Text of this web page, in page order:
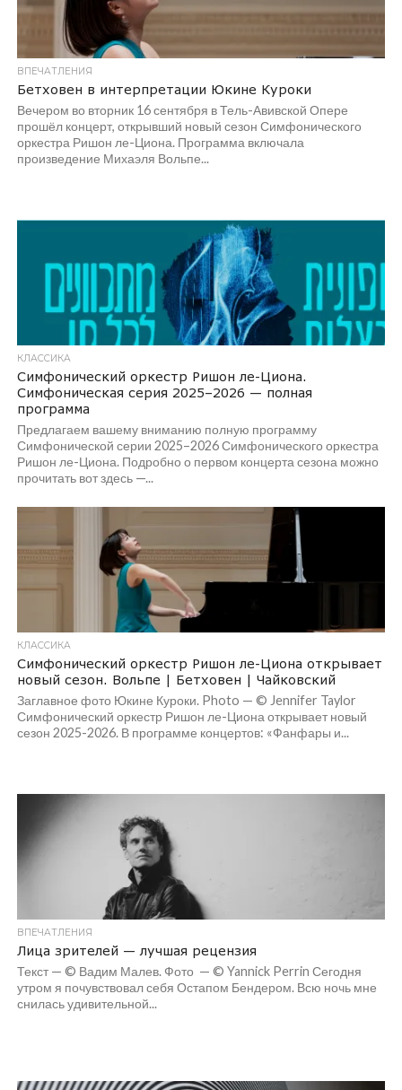
ВПЕЧАТЛЕНИЯ
Бетховен в интерпретации Юкине Куроки
Вечером во вторник 16 сентября в Тель-Авивской Опере
прошёл концерт, открывший новый сезон Симфонического
оркестра Ришон ле-Циона. Программа включала
произведение Михаэля Вольпе...
КЛАССИКА
Симфонический оркестр Ришон ле-Циона.
Симфоническая серия 2025–2026 — полная
программа
Предлагаем вашему вниманию полную программу
Симфонической серии 2025–2026 Симфонического оркестра
Ришон ле-Циона. Подробно о первом концерта сезона можно
прочитать вот здесь —...
КЛАССИКА
Симфонический оркестр Ришон ле-Циона открывает
новый сезон. Вольпе | Бетховен | Чайковский
Заглавное фото Юкине Куроки. Photo — © Jennifer Taylor
Симфонический оркестр Ришон ле-Циона открывает новый
сезон 2025-2026. В программе концертов: «Фанфары и...
ВПЕЧАТЛЕНИЯ
Лица зрителей — лучшая рецензия
Текст — © Вадим Малев. Фото — © Yannick Perrin Сегодня
утром я почувствовал себя Остапом Бендером. Всю ночь мне
снилась удивительной...